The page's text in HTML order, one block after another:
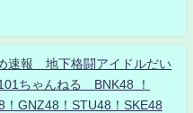
速報 地下格闘アイドルだい
ちゃんねる BNK48 ！
GNZ48！STU48！SKE48